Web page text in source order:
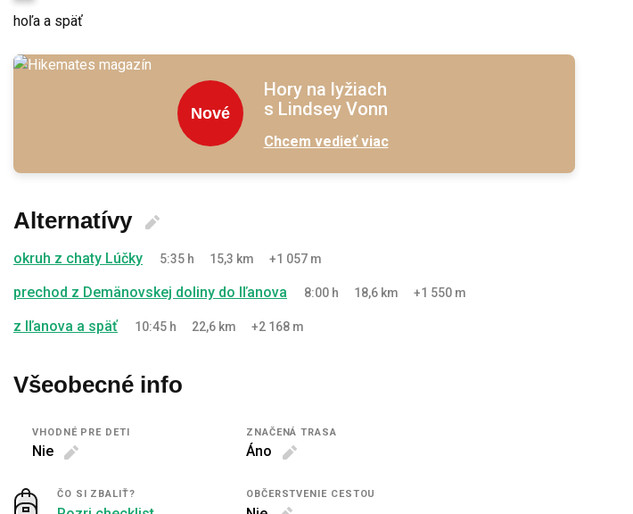
hoľa a späť
Nové
Hory na lyžiach
s Lindsey Vonn
Chcem vedieť viac
Všeobecné info
VHODNÉ PRE DETI
Nie
ZNAČENÁ TRASA
Áno
ČO SI ZBALIŤ? OBČERSTVENIE CESTOU
Alternatívy
okruh z chaty Lúčky 5:35 h 15,3 km +1 057 m
prechod z Demänovskej doliny do Iľanova 8:00 h 18,6 km +1 550 m
z Iľanova a späť 10:45 h 22,6 km +2 168 m